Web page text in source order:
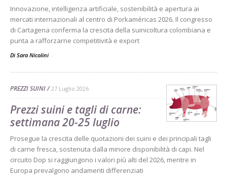
Innovazione, intelligenza artificiale, sostenibilità e apertura ai
mercati internazionali al centro di Porkaméricas 2026. Il congresso
di Cartagena conferma la crescita della suinicoltura colombiana e
punta a rafforzarne competitività e export
Di Sara Nicolini -
PREZZI SUINI 27 Luglio 2026
Prezzi suini e tagli di carne:
settimana 20-25 luglio
Prosegue la crescita delle quotazioni dei suini e dei principali tagli
di carne fresca, sostenuta dalla minore disponibilità di capi. Nel
circuito Dop si raggiungono i valori più alti del 2026, mentre in
Europa prevalgono andamenti differenziati